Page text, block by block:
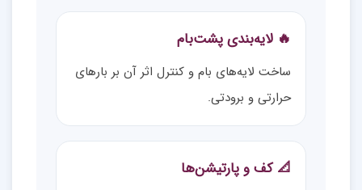
🔥 لایه‌بندی پشت‌بام
ساخت لایه‌های بام و کنترل اثر آن بر بارهای
حرارتی و برودتی.
📐 کف و پارتیشن‌ها